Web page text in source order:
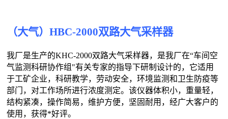
（大气）HBC-2000双路大气采样器
我厂是生产的KHC-2000双路大气采样器，是我厂在“车间空
气监测科研协作组"有关专家的指导下研制设计的，它适用
于工矿企业，科研教学，劳动安全，环境监测和卫生防疫等
部门，对工作场所进行浓度测定。该仪器体积小，重量轻，
结构紧凑，操作简易，维护方便，坚固耐用，经广大客户的
使用，获得*好评。